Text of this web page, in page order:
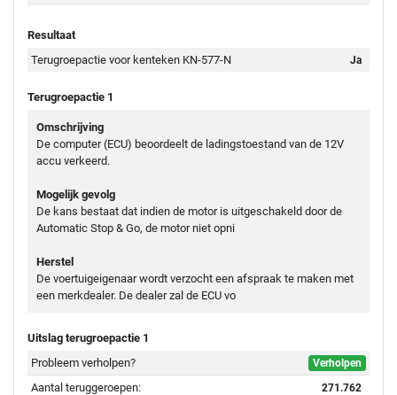
Resultaat
Terugroepactie voor kenteken KN-577-N
Ja
Terugroepactie 1
Omschrijving
De computer (ECU) beoordeelt de ladingstoestand van de 12V
accu verkeerd.
Mogelijk gevolg
De kans bestaat dat indien de motor is uitgeschakeld door de
Automatic Stop & Go, de motor niet opni
Herstel
De voertuigeigenaar wordt verzocht een afspraak te maken met
een merkdealer. De dealer zal de ECU vo
Uitslag terugroepactie 1
Probleem verholpen?
Verholpen
Aantal teruggeroepen: 271.762